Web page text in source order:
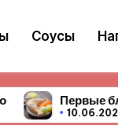
Соусы
простых и